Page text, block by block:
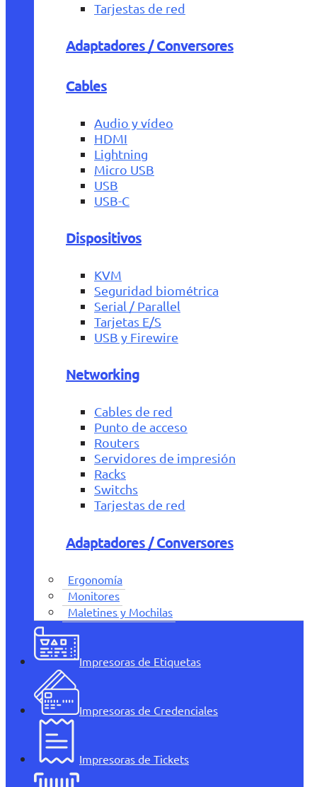
Tarjestas de red
Adaptadores / Conversores
Cables
Audio y vídeo
HDMI
Lightning
Micro USB
USB
USB-C
Dispositivos
KVM
Seguridad biométrica
Serial / Parallel
Tarjetas E/S
USB y Firewire
Networking
Cables de red
Punto de acceso
Routers
Servidores de impresión
Racks
Switchs
Tarjestas de red
Adaptadores / Conversores
Ergonomía
Monitores
Maletines y Mochilas
Impresoras de Etiquetas
Impresoras de Credenciales
Impresoras de Tickets